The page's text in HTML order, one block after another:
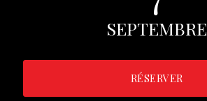
SEPTEMBRE
RÉSERVER